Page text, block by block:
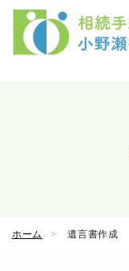
ホーム 遺言書作成